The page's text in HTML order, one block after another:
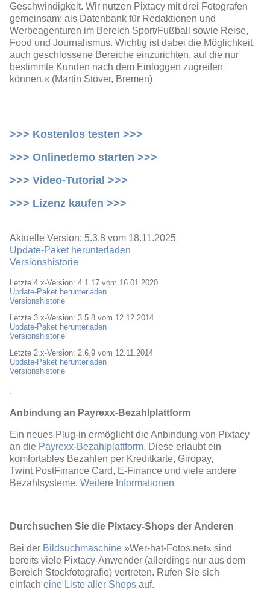
Geschwindigkeit. Wir nutzen Pixtacy mit drei Fotografen
gemeinsam: als Datenbank für Redaktionen und
Werbeagenturen im Bereich Sport/Fußball sowie Reise,
Food und Journalismus. Wichtig ist dabei die Möglichkeit,
auch geschlossene Bereiche einzurichten, auf die nur
bestimmte Kunden nach dem Einloggen zugreifen
können.« (Martin Stöver, Bremen)
>>> Kostenlos testen >>>
>>> Onlinedemo starten >>>
>>> Video-Tutorial >>>
>>> Lizenz kaufen >>>
Aktuelle Version: 5.3.8 vom 18.11.2025
Update-Paket herunterladen
Versionshistorie
Letzte 4.x-Version: 4.1.17 vom 16.01.2020
Update-Paket herunterladen
Versionshistorie
Letzte 3.x-Version: 3.5.8 vom 12.12.2014
Update-Paket herunterladen
Versionshistorie
Letzte 2.x-Version: 2.6.9 vom 12.11.2014
Update-Paket herunterladen
Versionshistorie
.
Anbindung an Payrexx-Bezahlplattform
Ein neues Plug-in ermöglicht die Anbindung von Pixtacy
an die Payrexx-Bezahlplattform. Diese erlaubt ein
komfortables Bezahlen per Kreditkarte, Giropay,
Twint,PostFinance Card, E-Finance und viele andere
Bezahlsysteme. Weitere Informationen
Durchsuchen Sie die Pixtacy-Shops der Anderen
Bei der Bildsuchmaschine »Wer-hat-Fotos.net« sind
bereits viele Pixtacy-Anwender (allerdings nur aus dem
Bereich Stockfotografie) vertreten. Rufen Sie sich
einfach eine Liste aller Shops auf.